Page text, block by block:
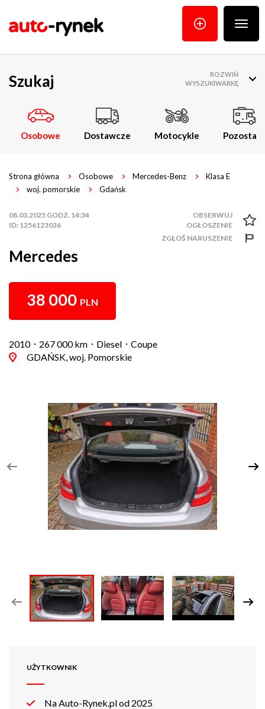
menu
Szukaj
Osobowe Dostawcze Motocykle Pozostałe
ROZWIŃ
WYSZUKIWARKĘ
Strona główna Osobowe Mercedes-Benz
Klasa E
woj. pomorskie
Gdańsk
08.03.2025 GODZ. 14:34
ID: 1256123036
ZGŁOŚ NARUSZENIE
Mercedes
38 000 PLN
2010 267 000 km Diesel
Coupe
GDAŃSK, woj. Pomorskie
UŻYTKOWNIK
Na Auto-Rynek.pl od 2025